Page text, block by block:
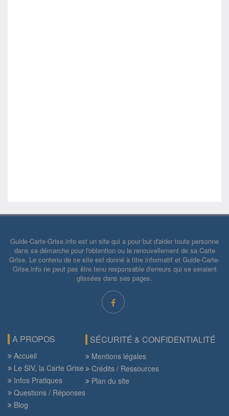
Guide-Carte-Grise.info est un site qui a pour but d'aider toute personne
dans sa démarche pour l'obtention ou le renouvellement de sa Carte
Grise. Le contenu de ce site est donné à titre informatif et Guide-Carte-
Grise.info ne peut pas être tenu responsable d'erreurs qui se seraient
glissées dans ses pages.
A PROPOS
Accueil
Le SIV, la Carte Grise
Infos Pratiques
Questions / Réponses
Blog
SÉCURITÉ & CONFIDENTIALITÉ
Mentions légales
Crédits / Ressources
Plan du site